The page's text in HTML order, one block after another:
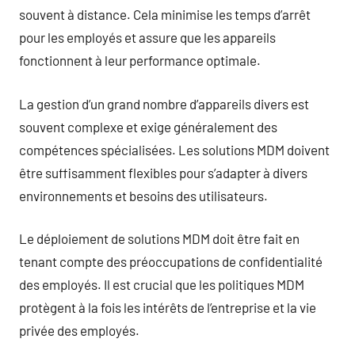
souvent à distance. Cela minimise les temps d’arrêt
pour les employés et assure que les appareils
fonctionnent à leur performance optimale.
La gestion d’un grand nombre d’appareils divers est
souvent complexe et exige généralement des
compétences spécialisées. Les solutions MDM doivent
être suffisamment flexibles pour s’adapter à divers
environnements et besoins des utilisateurs.
Le déploiement de solutions MDM doit être fait en
tenant compte des préoccupations de confidentialité
des employés. Il est crucial que les politiques MDM
protègent à la fois les intérêts de l’entreprise et la vie
privée des employés.